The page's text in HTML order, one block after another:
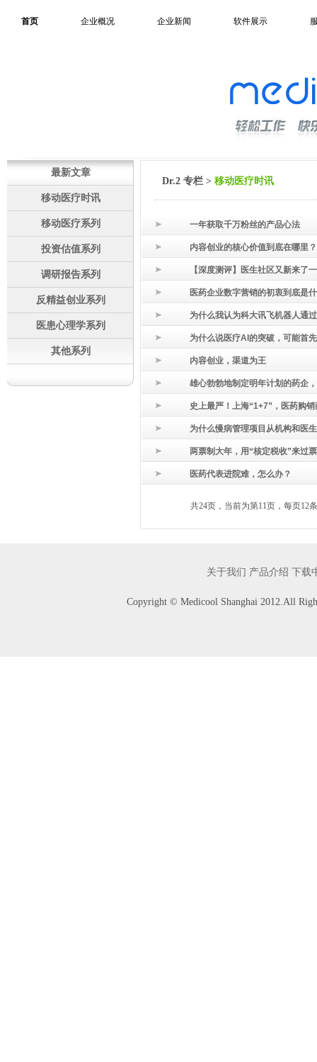
首页 企业概况 企业新闻 软件展示
最新文章
移动医疗时讯
移动医疗系列
投资估值系列
调研报告系列
反精益创业系列
医患心理学系列
其他系列
Dr.2 专栏 > 移动医疗时讯
一年获取千万粉丝的产品心法
内容创业的核心价值到底在哪里？
【深度测评】医生社区又新来了
医药企业数字营销的初衷到底是
为什么我认为科大讯飞机器人通
为什么说医疗AI的突破，可能首
内容创业，渠道为王
雄心勃勃地制定明年计划的药企
史上最严！上海“1+7”，医药购
为什么慢病管理项目从机构和医
两票制大年，用“核定税收”来过
医药代表进院难，怎么办？
共24页，当前为第11页，每页12条
关于我们 产品介绍 下载
Copyright © Medicool Shanghai 2012.All